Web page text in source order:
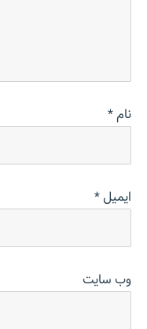
نام*
ایمیل*
وب‌ سایت